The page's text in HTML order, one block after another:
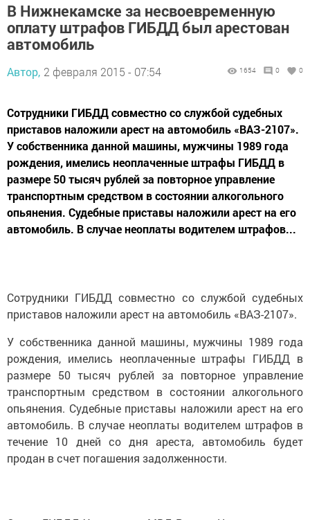
В Нижнекамске за несвоевременную
оплату штрафов ГИБДД был арестован
автомобиль
Автор, 2 февраля 2015 - 07:54 1654 0 0
Сотрудники ГИБДД совместно со службой судебных
приставов наложили арест на автомобиль «ВАЗ-2107».
У собственника данной машины, мужчины 1989 года
рождения, имелись неоплаченные штрафы ГИБДД в
размере 50 тысяч рублей за повторное управление
транспортным средством в состоянии алкогольного
опьянения. Судебные приставы наложили арест на его
автомобиль. В случае неоплаты водителем штрафов...
Сотрудники ГИБДД совместно со службой судебных
приставов наложили арест на автомобиль «ВАЗ-2107».
У собственника данной машины, мужчины 1989 года
рождения, имелись неоплаченные штрафы ГИБДД в
размере 50 тысяч рублей за повторное управление
транспортным средством в состоянии алкогольного
опьянения. Судебные приставы наложили арест на его
автомобиль. В случае неоплаты водителем штрафов в
течение 10 дней со дня ареста, автомобиль будет
продан в счет погашения задолженности.